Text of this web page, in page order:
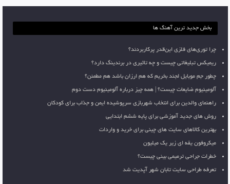
بخش جدید ترین آهنگ ها
چرا توری‌های فلزی این‌قدر پرکاربردند؟
ریمیکس تبلیغاتی چیست و چه تاثیری در برندینگ دارد؟
چطور جم موبایل لجند بخریم که هم ارزان باشد هم مطمئن؟
آلومینیوم ضایعات چیست؟ | همه چیز درباره آلومینیوم دست دوم
راهنمای والدین برای انتخاب شهربازی سرپوشیده ایمن و جذاب برای کودکان
روش های جدید آموزشی برای پایه ششم ابتدایی
بهترین کالاهای سایت های چینی برای خرید و واردات
میکروفون یقه ای زیر یک میلیون
خطرات جراحی ترمیمی بینی چیست؟
تعرفه طراحی سایت تابان شهر آپدیت شد